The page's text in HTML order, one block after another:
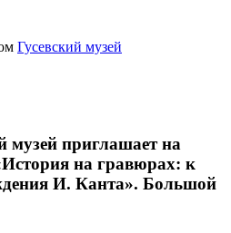
Гусевский музей
музей приглашает на
на гравюрах: к
И. Канта». Большой